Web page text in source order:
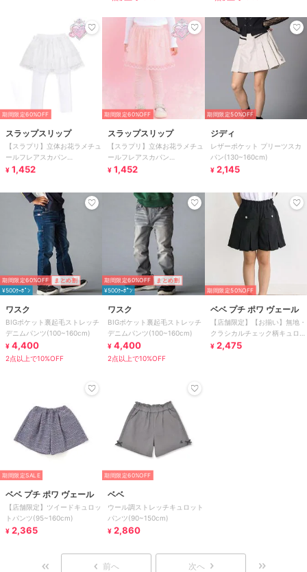
期間限定60%OFF
スラップスリップ
【スラプリ】立体お花ラメチュ
ールフレアスカパン
(80~120cm)
¥ 1,452
期間限定60%OFF
スラップスリップ
【スラプリ】立体お花ラメチュ
ールフレアスカパン
(80~120cm)
¥ 1,452
期間限定50%OFF
ジディ
レザーポケット プリーツスカ
パン(130~160cm)
¥ 2,145
期間限定60%OFF
まとめ割
¥500ｸｰﾎﾟﾝ
ワスク
BIGポケット裏起毛ストレッチ
デニムパンツ(100~160cm)
¥ 4,400
2点以上で10%OFF
期間限定60%OFF
まとめ割
¥500ｸｰﾎﾟﾝ
ワスク
BIGポケット裏起毛ストレッチ
デニムパンツ(100~160cm)
¥ 4,400
2点以上で10%OFF
期間限定50%OFF
ベベ プチ ポワ ヴェール
【店舗限定】【お揃い】無地・
クラシカルチェック柄キュロッ
トパンツ(95～150cm)
¥ 2,475
期間限定SALE
ベベ プチ ポワ ヴェール
【店舗限定】ツイードキュロッ
トパンツ(95~160cm)
¥ 2,365
期間限定60%OFF
ベベ
ウール調ストレッチキュロット
パンツ(90~150cm)
¥ 2,860
前へ 次へ